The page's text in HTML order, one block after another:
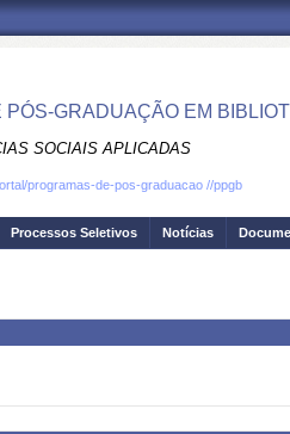
PÓS-GRADUAÇÃO EM
SOCIAIS APLICADAS
programas-de-pos-graduacao //ppgb
Processos Seletivos Notícias